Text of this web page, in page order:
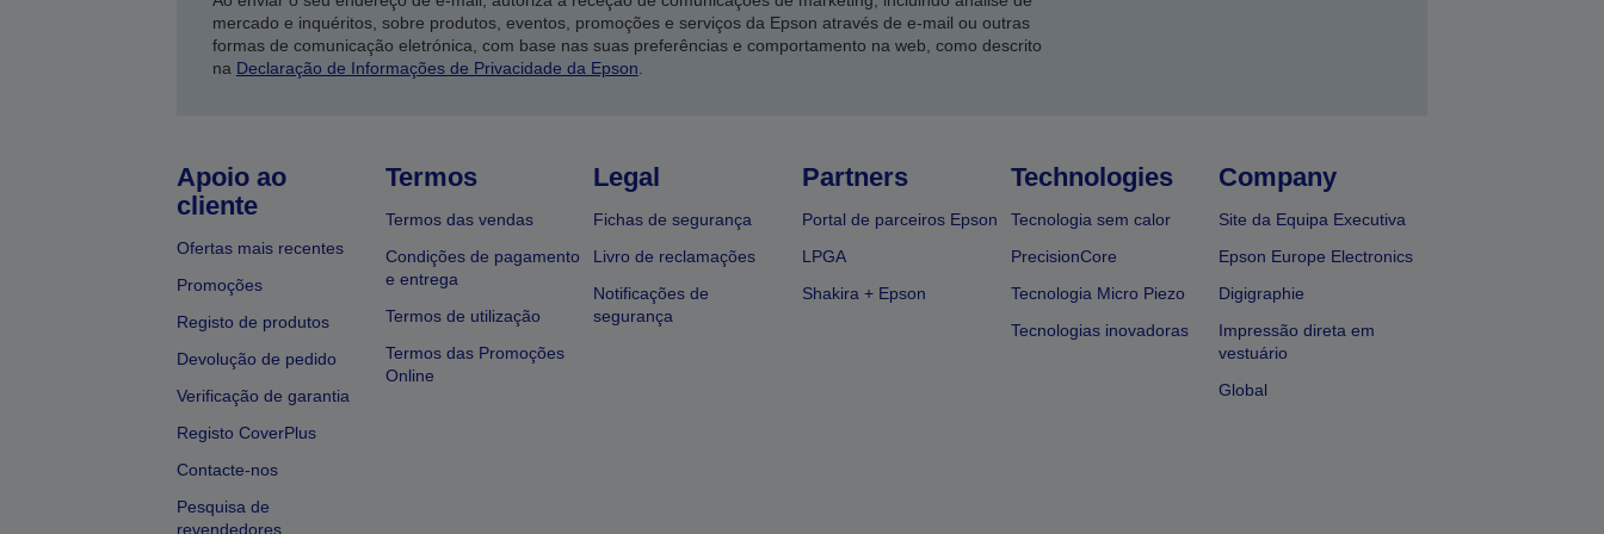
mercado e inquéritos, sobre produtos, eventos, promoções e serviços da Epson através de e-mail ou outras
formas de comunicação eletrónica, com base nas suas preferências e comportamento na web, como descrito
na Declaração de Informações de Privacidade da Epson.
Apoio ao
cliente
Ofertas mais recentes
Promoções
Registo de produtos
Devolução de pedido
Verificação de garantia
Registo CoverPlus
Contacte-nos
Pesquisa de
revendedores
Termos
Termos das vendas
Condições de pagamento
e entrega
Termos de utilização
Termos das Promoções
Online
Legal
Fichas de segurança
Livro de reclamações
Notificações de
segurança
Partners
Portal de parceiros Epson
LPGA
Shakira + Epson
Technologies
Tecnologia sem calor
PrecisionCore
Tecnologia Micro Piezo
Tecnologias inovadoras
Company
Site da Equipa Executiva
Epson Europe Electronics
Digigraphie
Impressão direta em
vestuário
Global